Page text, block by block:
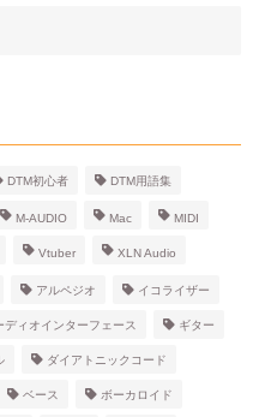
DTM初心者 DTM用語集
M-AUDIO Mac MIDI
Vtuber XLN Audio
アルペジオ イコライザー
ディオインターフェース ギター
ダイアトニックコード
ベース ボーカロイド